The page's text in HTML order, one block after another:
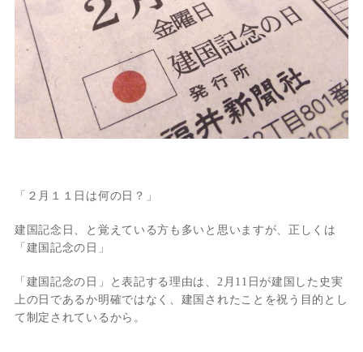
「２月１１日は何の日？」
建国記念日、と覚えている方も多いと思いますが、正しくは
「建国記念の日」
「建国記念の日」と表記する理由は、2月11日が建国した史実
上の日であるか明確ではなく、建国されたことを祝う目的とし
て制定されているから。